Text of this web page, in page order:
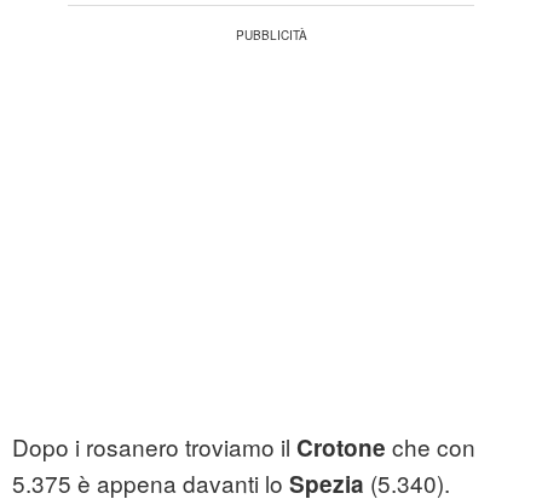
Dopo i rosanero troviamo il Crotone che con
5.375 è appena davanti lo Spezia (5.340).